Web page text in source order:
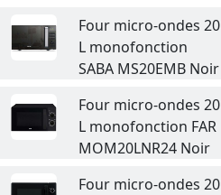
Four micro-ondes 20
L monofonction
SABA MS20EMB Noir
Four micro-ondes 20
L monofonction FAR
MOM20LNR24 Noir
Four micro-ondes 20